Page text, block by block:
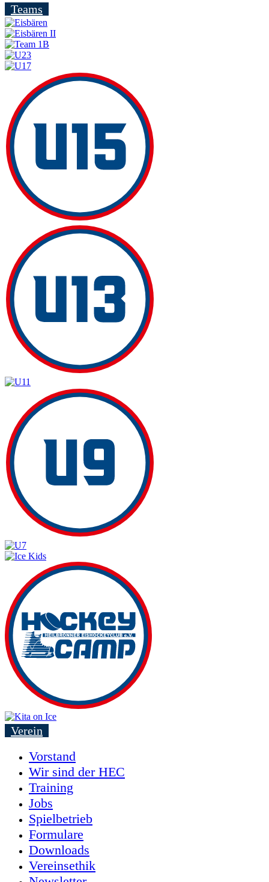
Teams
Verein
Vorstand
Wir sind der HEC
Training
Jobs
Spielbetrieb
Formulare
Downloads
Vereinsethik